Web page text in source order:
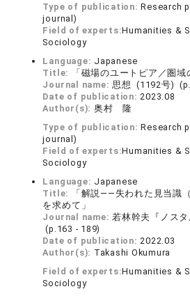
Type of publication:Research
journal)
Field of experts:Humanities &
Sociology
Language: Japanese
Title:
「磁場のユートピア／圏域
Journal name:思想 (1192号)
Date of publication:2023.08
Author(s): 奥村 隆
Type of publication:Research
journal)
Field of experts:Humanities &
Sociology
Language: Japanese
Title:
「解説――失われた見当識
を求めて」
Journal name:若林幹夫『ノスタ
(p.163 - 189)
Date of publication:2022.03
Author(s): Takashi Okumura
Field of experts:Humanities &
Sociology